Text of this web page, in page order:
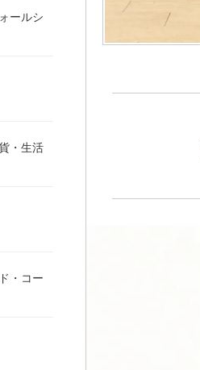
ールシ
・生活
・コー